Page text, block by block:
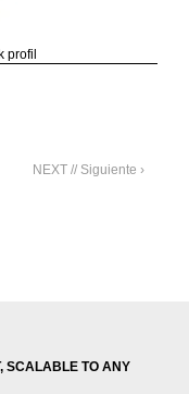
profil
NEXT // Siguiente ›
SCALABLE TO ANY